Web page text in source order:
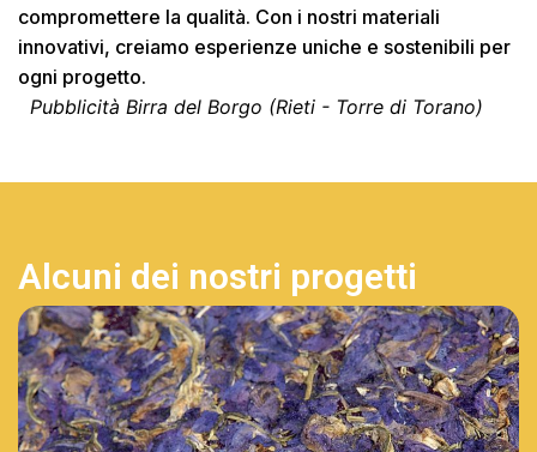
Pubblicità Birra del Borgo (Rieti - Torre di Torano)
compromettere la qualità. Con i nostri materiali
innovativi, creiamo esperienze uniche e sostenibili per
ogni progetto.
Alcuni dei nostri progetti